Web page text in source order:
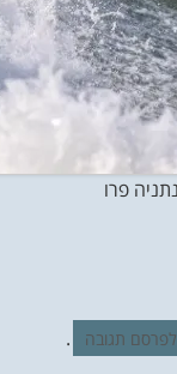
לפרסם תגובה .